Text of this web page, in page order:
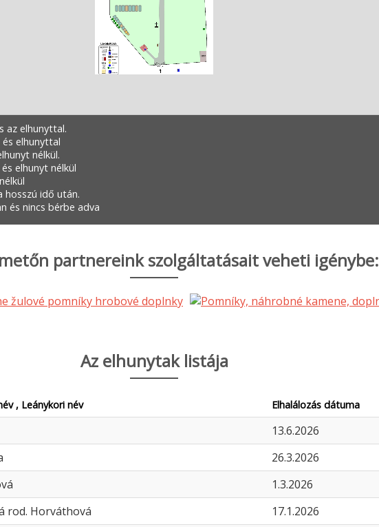
az elhunyttal.
elhunyttal
nélkül.
elhunyt nélkül
hosszú idő után.
és nincs bérbe adva
partnereink szolgáltatásait veheti igénybe:
Az elhunytak listája
, Leánykori név Elhalálozás dátuma
13.6.2026
26.3.2026
1.3.2026
rod. Horváthová
17.1.2026